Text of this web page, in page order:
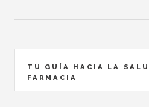
TU GUÍA HACIA LA
FARMACIA